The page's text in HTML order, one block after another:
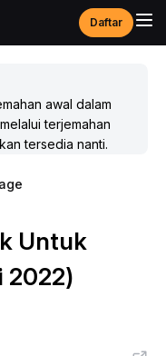
Daftar
awal dalam
terjemahan
tersedia nanti.
Untuk
2022)